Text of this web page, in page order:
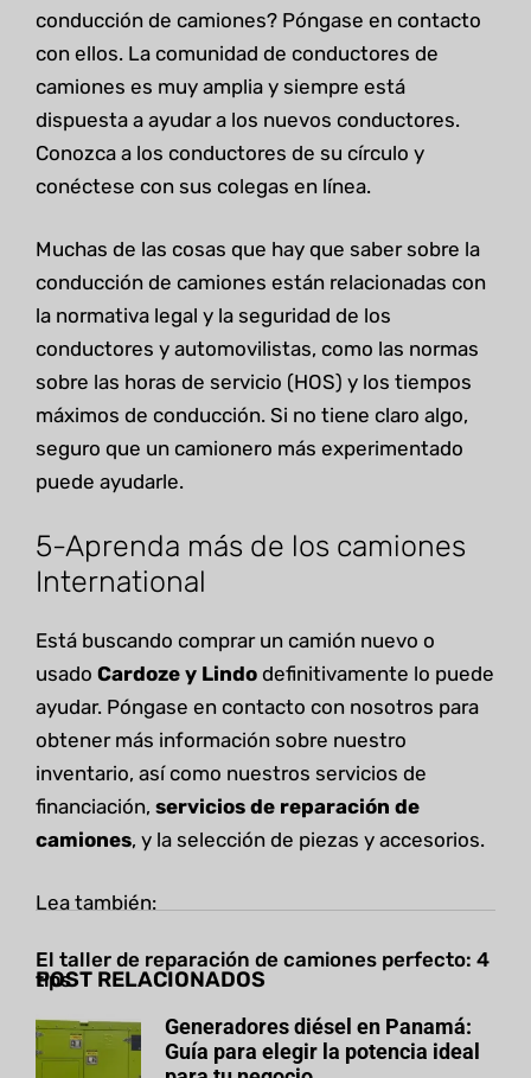
conducción de camiones? Póngase en contacto
con ellos. La comunidad de conductores de
camiones es muy amplia y siempre está
dispuesta a ayudar a los nuevos conductores.
Conozca a los conductores de su círculo y
conéctese con sus colegas en línea.
Muchas de las cosas que hay que saber sobre la
conducción de camiones están relacionadas con
la normativa legal y la seguridad de los
conductores y automovilistas, como las normas
sobre las horas de servicio (HOS) y los tiempos
máximos de conducción. Si no tiene claro algo,
seguro que un camionero más experimentado
puede ayudarle.
5-Aprenda más de los camiones
International
Está buscando comprar un camión nuevo o
usado Cardoze y Lindo definitivamente lo puede
ayudar. Póngase en contacto con nosotros para
obtener más información sobre nuestro
inventario, así como nuestros servicios de
financiación, servicios de reparación de
camiones, y la selección de piezas y accesorios.
Lea también:
El taller de reparación de camiones perfecto: 4
tips
POST RELACIONADOS
Generadores diésel en Panamá:
Guía para elegir la potencia ideal